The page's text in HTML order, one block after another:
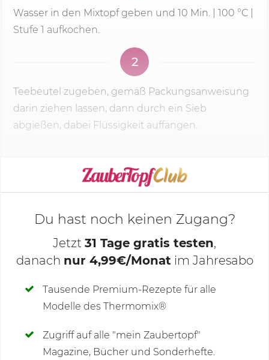
Wasser in den Mixtopf geben und 10 Min. 100 °C
Stufe 1 aufkochen.
2
Teebeutel zugeben, gemäß Packungsanweisung
darin ziehen lassen, dann durch ein Sieb
abgießen, dabei Flüssigkeit auffangen.
KOCHMODUS STARTEN
Deine Notizen
Du hast noch keinen Zugang?
Jetzt 31 Tage gratis testen,
danach nur 4,99€/Monat im Jahresabo
Tausende Premium-Rezepte für alle
Modelle des Thermomix®
Zugriff auf alle "mein Zaubertopf"
Magazine, Bücher und Sonderhefte.